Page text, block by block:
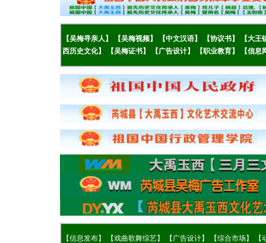
【吴梅寻亲人】 【吴梅视频】 【中文汉语】 【协议书】 【大王
西历史文化】
【吴梅证书】 【广告设计】 【职业教育】 【信息
【信息发布】 【戏曲歌舞综艺】 【广告设计】 【综合市场】 【